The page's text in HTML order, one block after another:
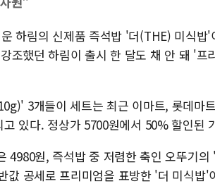
하림의 신제품 즉석밥 '더(THE) 미식밥'
조했던 하림이 출시 한 달도 채 안 돼 '프
3개들이 세트는 최근 이마트, 롯데마
있다. 정상가 5700원에서 50% 할인된
원, 즉석밥 중 저렴한 축인 오뚜기의
공세로 프리미엄을 표방한 '더 미식밥'